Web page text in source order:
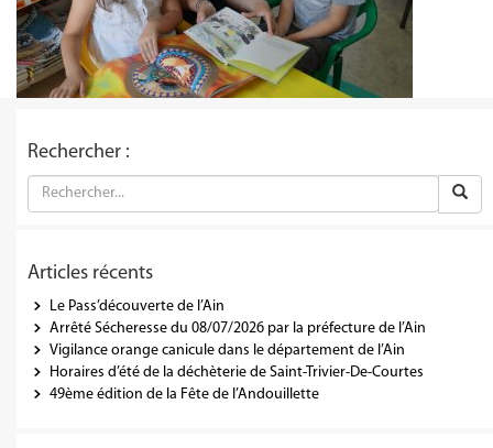
Rechercher :
Articles récents
Le Pass’découverte de l’Ain
Arrêté Sécheresse du 08/07/2026 par la préfecture de l’Ain
Vigilance orange canicule dans le département de l’Ain
Horaires d’été de la déchèterie de Saint-Trivier-De-Courtes
49ème édition de la Fête de l’Andouillette